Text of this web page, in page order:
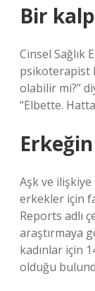
Bir
Cinsel Sağlık
psikoterapist
olabilir mi?”
“Elbette.
Aşk ve ilişkiye
erkekler için
Reports adlı
araştırmaya
kadınlar için
olduğu